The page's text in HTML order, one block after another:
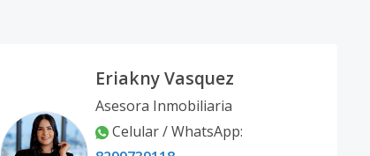
Eriakny Vasquez
Asesora Inmobiliaria
Celular / WhatsApp: